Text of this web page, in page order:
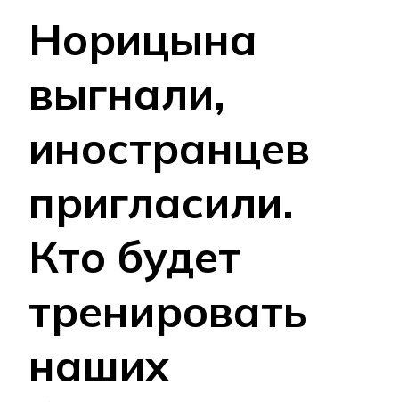
Норицына
выгнали,
иностранцев
пригласили.
Кто будет
тренировать
наших